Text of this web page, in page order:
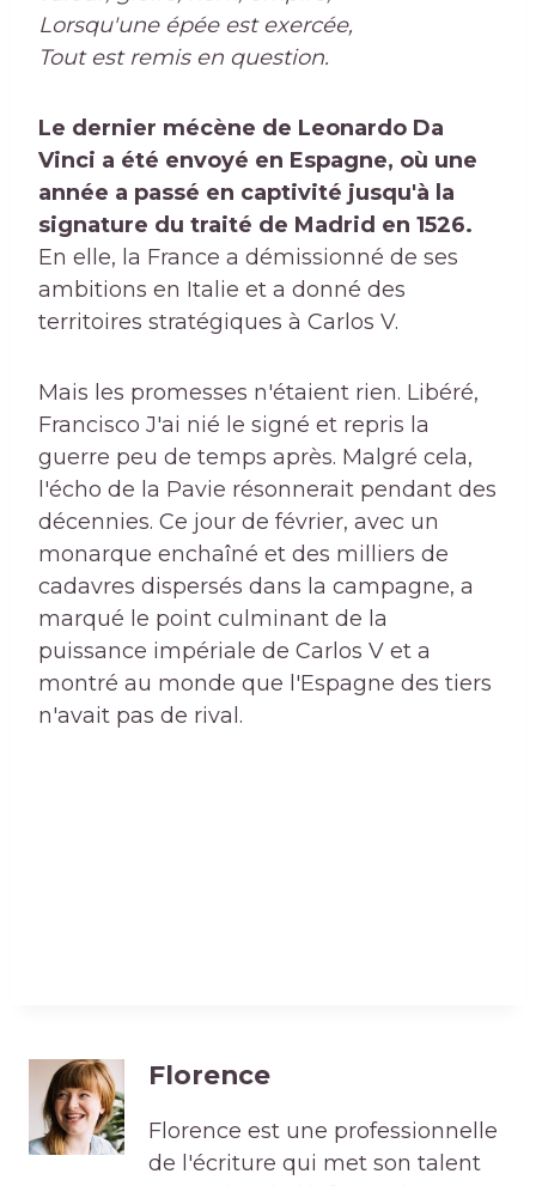
Lorsqu'une épée est exercée,
Tout est remis en question.
Le dernier mécène de Leonardo Da
Vinci a été envoyé en Espagne, où une
année a passé en captivité jusqu'à la
signature du traité de Madrid en 1526.
En elle, la France a démissionné de ses
ambitions en Italie et a donné des
territoires stratégiques à Carlos V.
Mais les promesses n'étaient rien. Libéré,
Francisco J'ai nié le signé et repris la
guerre peu de temps après. Malgré cela,
l'écho de la Pavie résonnerait pendant des
décennies. Ce jour de février, avec un
monarque enchaîné et des milliers de
cadavres dispersés dans la campagne, a
marqué le point culminant de la
puissance impériale de Carlos V et a
montré au monde que l'Espagne des tiers
n'avait pas de rival.
Florence
Florence est une professionnelle
de l'écriture qui met son talent